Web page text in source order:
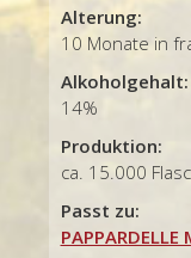
Alterung:
10 Monate in
Alkoholgehalt:
14%
Produktion:
ca. 15.000
Passt zu:
PAPPARDELLE